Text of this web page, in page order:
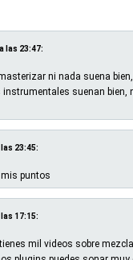
las 23:47:
ni nada suena
instrumentales suenan
23:45:
puntos
17:15:
mil videos sobre